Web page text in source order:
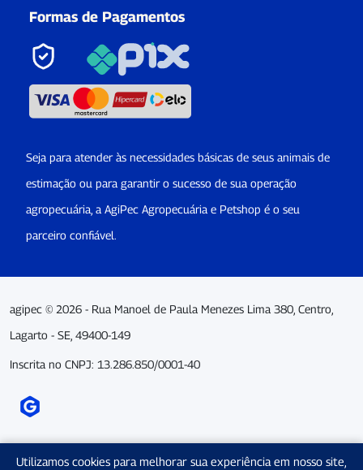
Formas de Pagamentos
Seja para atender às necessidades básicas de seus animais de
estimação ou para garantir o sucesso de sua operação
agropecuária, a AgiPec Agropecuária e Petshop é o seu
parceiro confiável.
agipec © 2026 - Rua Manoel de Paula Menezes Lima 380, Centro,
Lagarto - SE, 49400-149
Inscrita no CNPJ: 13.286.850/0001-40
Utilizamos cookies para melhorar sua experiência em nosso site,